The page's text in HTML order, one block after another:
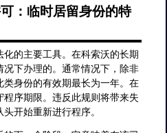
：临时居留身份的特
的主要工具。在科索沃的长期
下办理的。通常情况下，除非
身份的有效期最长为一年。在
序期限。违反此规则将带来失
开始重新进行程序。